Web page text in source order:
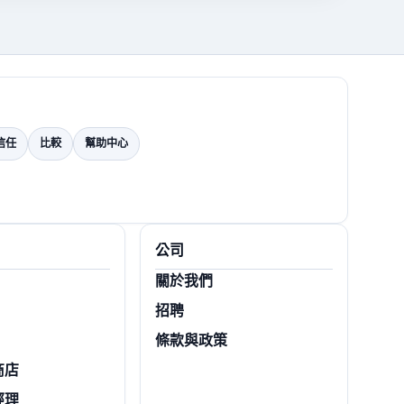
任 比較 幫助中心
店
理
公司
關於我們
招聘
條款與政策